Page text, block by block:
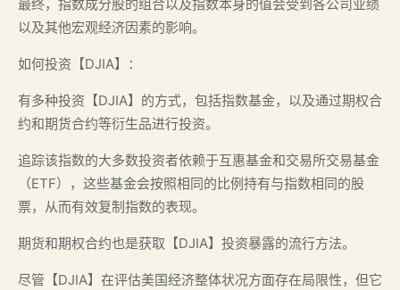
最终，指数成分股的组合以及指数本身的值会受到各公司业绩
以及其他宏观经济因素的影响。
如何投资【DJIA】：
有多种投资【DJIA】的方式，包括指数基金，以及通过期权合
约和期货合约等衍生品进行投资。
追踪该指数的大多数投资者依赖于互惠基金和交易所交易基金
（ETF），这些基金会按照相同的比例持有与指数相同的股
票，从而有效复制指数的表现。
期货和期权合约也是获取【DJIA】投资暴露的流行方法。
尽管【DJIA】在评估美国经济整体状况方面存在局限性，但它